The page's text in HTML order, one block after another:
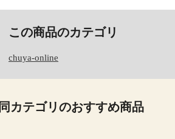
この商品のカテゴリ
chuya-online
同カテゴリのおすすめ商品